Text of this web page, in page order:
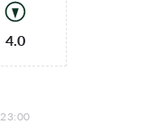
4.0
23:00